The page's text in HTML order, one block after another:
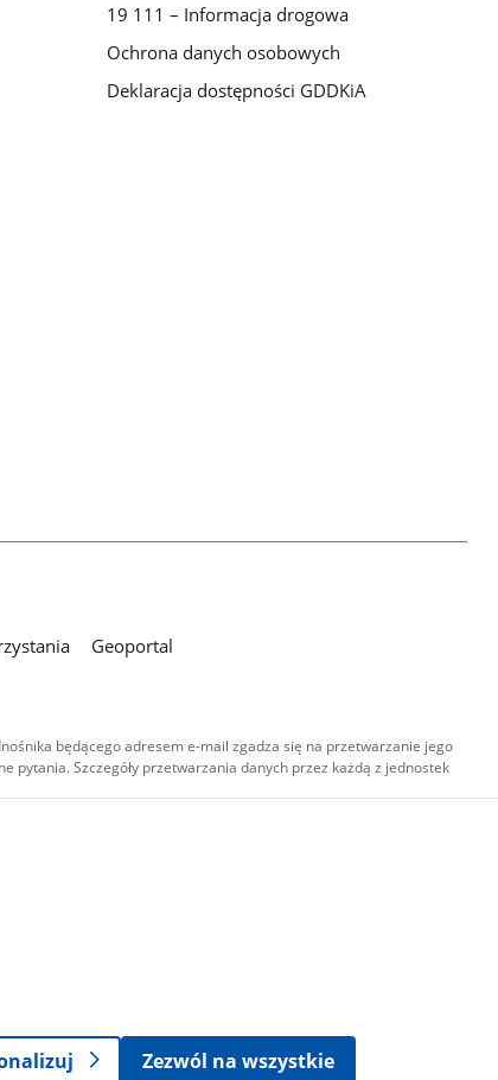
19 111 – Informacja drogowa
Ochrona danych osobowych
Deklaracja dostępności GDDKiA
Geoportal
będącego adresem e-mail zgadza się na przetwarzanie jego
pytania. Szczegóły przetwarzania danych przez każdą z jednostek
Zezwól na wszystkie